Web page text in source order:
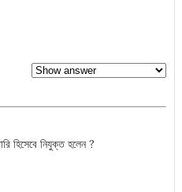
হিসেবে নিযুক্ত হলেন ?